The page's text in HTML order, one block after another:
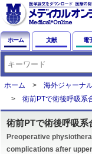
ホーム 文献 電
ホーム
海外ジャーナ
術前PTで術後呼吸系
術前PTで術後呼吸系
Preoperative
complications after